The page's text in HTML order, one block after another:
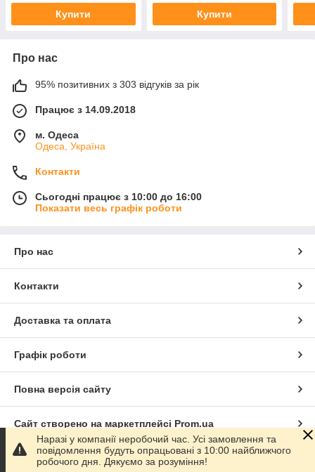
Купити Купити
Про нас
95% позитивних з 303 відгуків за рік
Працює з 14.09.2018
м. Одеса
Одеса, Україна
Контакти
Сьогодні працює з 10:00 до 16:00
Показати весь графік роботи
Про нас
Контакти
Доставка та оплата
Графік роботи
Повна версія сайту
Сайт створено на маркетплейсі Prom.ua
Політика конфіденційності
Наразі у компанії неробочий час. Усі замовлення та
повідомлення будуть опрацьовані з 10:00 найближчого
робочого дня. Дякуємо за розуміння!